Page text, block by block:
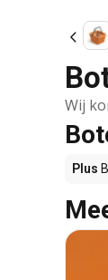
Wij
Plus